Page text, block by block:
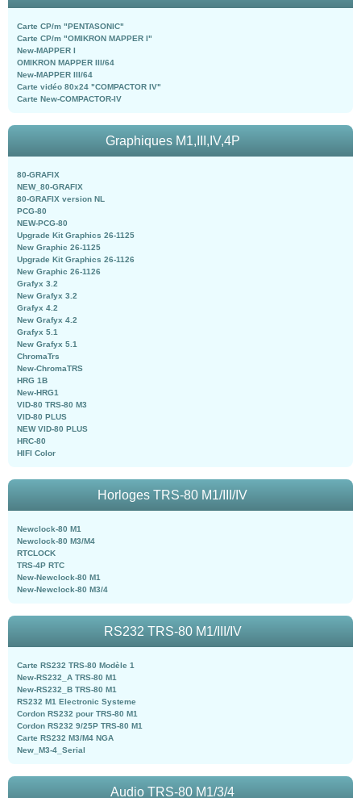
Carte CP/m "PENTASONIC"
Carte CP/m "OMIKRON MAPPER I"
New-MAPPER I
OMIKRON MAPPER III/64
New-MAPPER III/64
Carte vidéo 80x24 "COMPACTOR IV"
Carte New-COMPACTOR-IV
Graphiques M1,III,IV,4P
80-GRAFIX
NEW_80-GRAFIX
80-GRAFIX version NL
PCG-80
NEW-PCG-80
Upgrade Kit Graphics 26-1125
New Graphic 26-1125
Upgrade Kit Graphics 26-1126
New Graphic 26-1126
Grafyx 3.2
New Grafyx 3.2
Grafyx 4.2
New Grafyx 4.2
Grafyx 5.1
New Grafyx 5.1
ChromaTrs
New-ChromaTRS
HRG 1B
New-HRG1
VID-80 TRS-80 M3
VID-80 PLUS
NEW VID-80 PLUS
HRC-80
HIFI Color
Horloges TRS-80 M1/III/IV
Newclock-80 M1
Newclock-80 M3/M4
RTCLOCK
TRS-4P RTC
New-Newclock-80 M1
New-Newclock-80 M3/4
RS232 TRS-80 M1/III/IV
Carte RS232 TRS-80 Modèle 1
New-RS232_A TRS-80 M1
New-RS232_B TRS-80 M1
RS232 M1 Electronic Systeme
Cordon RS232 pour TRS-80 M1
Cordon RS232 9/25P TRS-80 M1
Carte RS232 M3/M4 NGA
New_M3-4_Serial
Audio TRS-80 M1/3/4